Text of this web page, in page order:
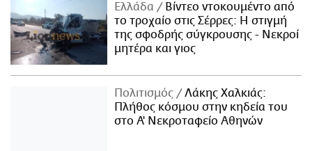
Ελλάδα
Βίντεο ντοκουμέντο από
το τροχαίο στις Σέρρες: Η στιγμή
της σφοδρής σύγκρουσης - Νεκροί
μητέρα και γιος
Πολιτισμός
Λάκης Χαλκιάς:
Πλήθος κόσμου στην κηδεία του
στο Α' Νεκροταφείο Αθηνών